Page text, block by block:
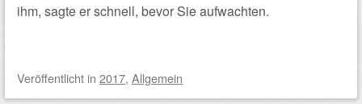
ihm, sagte er schnell, bevor Sie aufwachten.
Veröffentlicht in 2017, Allgemein